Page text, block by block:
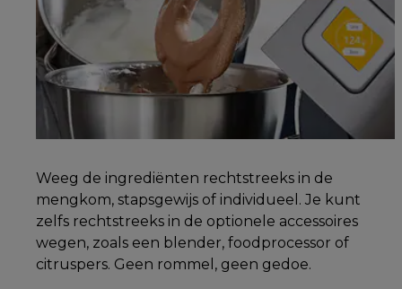
Weeg de ingrediënten rechtstreeks in de
mengkom, stapsgewijs of individueel. Je kunt
zelfs rechtstreeks in de optionele accessoires
wegen, zoals een blender, foodprocessor of
citruspers. Geen rommel, geen gedoe.